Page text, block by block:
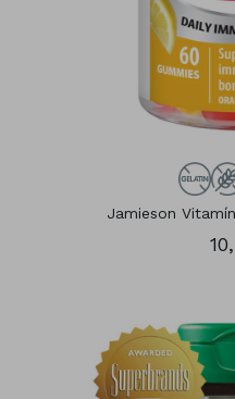
Jamieson